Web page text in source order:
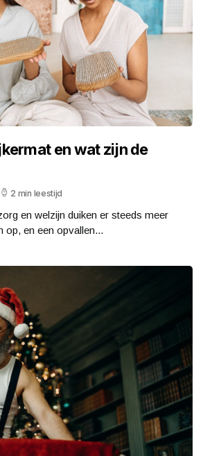
en wat zijn de
2 min leestijd
en welzijn duiken er steeds meer
op, en een opvallen...